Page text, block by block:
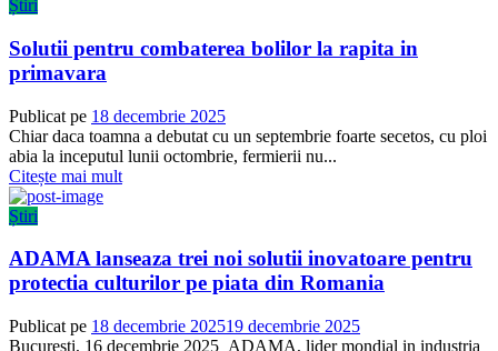
Știri
Solutii pentru combaterea bolilor la rapita in
primavara
Publicat pe 18 decembrie 2025
Chiar daca toamna a debutat cu un septembrie foarte secetos, cu ploi
abia la inceputul lunii octombrie, fermierii nu...
Citește mai mult
Știri
ADAMA lanseaza trei noi solutii inovatoare pentru
protectia culturilor pe piata din Romania
Publicat pe 18 decembrie 202519 decembrie 2025
Bucuresti, 16 decembrie 2025 ADAMA, lider mondial in industria